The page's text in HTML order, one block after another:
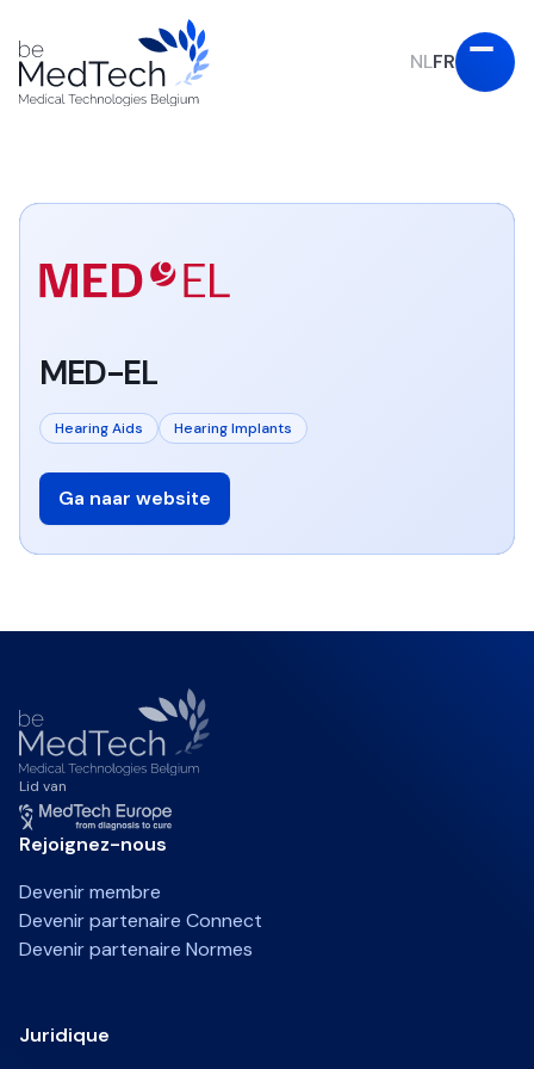
NLFR
MED-EL
Hearing Aids Hearing Implants
Ga naar website
Lid van
Rejoignez-nous
Devenir membre
Devenir partenaire Connect
Devenir partenaire Normes
Juridique